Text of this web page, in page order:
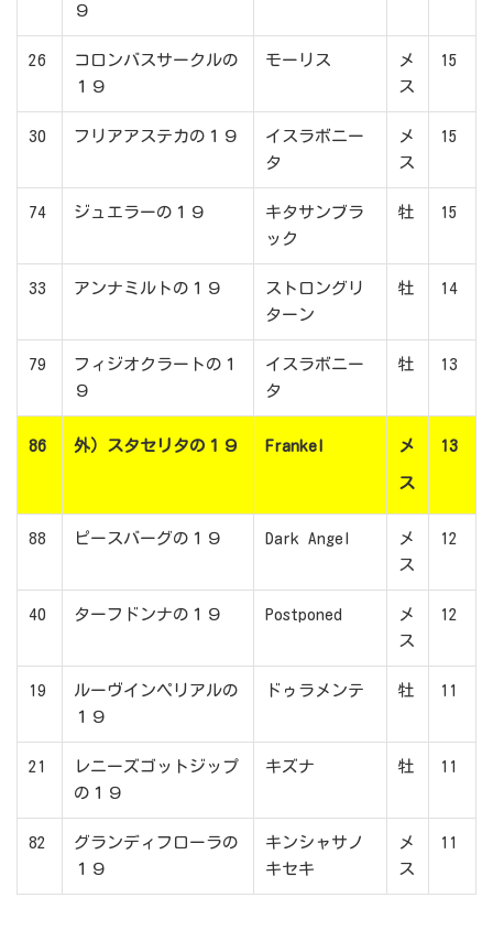
９
26
コロンバスサークルの
１９
モーリス
メ
ス
15
30 フリアアステカの１９
イスラボニー
タ
メ
ス
15
74 ジュエラーの１９
キタサンブラ
ック
牡 15
33 アンナミルトの１９
ストロングリ
ターン
牡 14
79
フィジオクラートの１
９
イスラボニー
タ
牡 13
86 外）スタセリタの１９ Frankel メ
ス
13
88 ピースバーグの１９ Dark Angel
メ
ス
12
40 ターフドンナの１９ Postponed
メ
ス
12
19
ルーヴインペリアルの
１９
ドゥラメンテ 牡 11
21
レニーズゴットジップ
の１９
キズナ 牡 11
82
グランディフローラの
１９
キンシャサノ
キセキ
メ
ス
11